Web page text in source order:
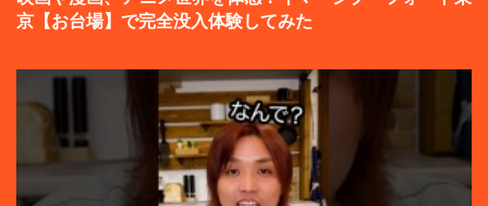
京【お台場】で完全没入体験してみた